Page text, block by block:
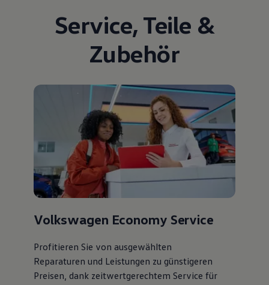
Service, Teile &
Zubehör
Volkswagen Economy Service
Profitieren Sie von ausgewählten
Reparaturen und Leistungen zu günstigeren
Preisen, dank zeitwertgerechtem Service für